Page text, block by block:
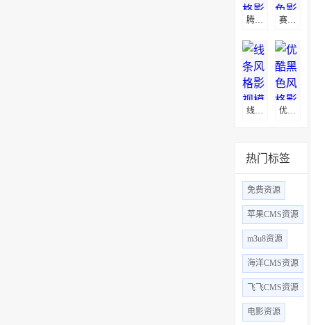
​赛博朋克黑色影视模板
优酷黑色风格影视苹果CMS模板
热门标签
免费资源
苹果CMS资源
m3u8资源
海洋CMS资源
飞飞CMS资源
电影资源